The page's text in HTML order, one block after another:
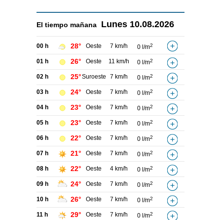
El tiempo mañana Lunes 10.08.2026
00 h 28° Oeste 7 km/h 0 l/m2
01 h 26° Oeste 11 km/h 0 l/m2
02 h 25°Suroeste 7 km/h 0 l/m2
03 h 24° Oeste 7 km/h 0 l/m2
04 h 23° Oeste 7 km/h 0 l/m2
05 h 23° Oeste 7 km/h 0 l/m2
06 h 22° Oeste 7 km/h 0 l/m2
07 h 21° Oeste 7 km/h 0 l/m2
08 h 22° Oeste 4 km/h 0 l/m2
09 h 24° Oeste 7 km/h 0 l/m2
10 h 26° Oeste 7 km/h 0 l/m2
11 h 29° Oeste 7 km/h 0 l/m2